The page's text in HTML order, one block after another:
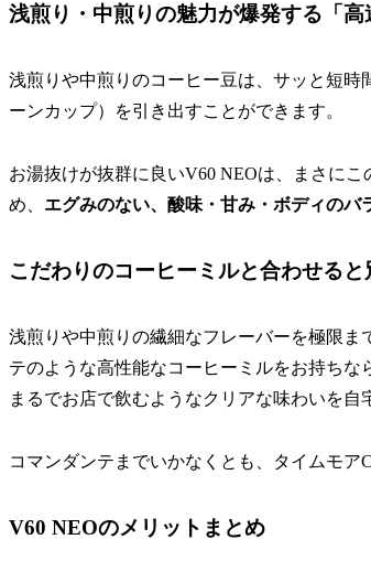
浅煎り・中煎りの魅力が爆発する「高
浅煎りや中煎りのコーヒー豆は、サッと短時
ーンカップ）を引き出すことができます。
お湯抜けが抜群に良いV60 NEOは、まさに
め、 エグみのない、酸味・甘み・ボディのバ
こだわりのコーヒーミルと合わせると
浅煎りや中煎りの繊細なフレーバーを極限
テのような高性能なコーヒーミルをお持ちな
まるでお店で飲むようなクリアな味わいを自
コマンダンテまでいかなくとも、タイムモア
V60 NEOのメリットまとめ